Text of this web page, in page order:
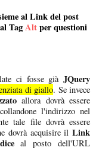
al Link del post
TagAltper questioni
ci fosse giàJQuery
di giallo. Se invece
allora dovrà essere
l'indirizzo nel
tale file dovrà essere
dovrà acquisire ilLink
al posto dell'URL